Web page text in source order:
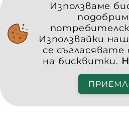
Използваме
Използвайки
се съгласявате
на бисквитки.